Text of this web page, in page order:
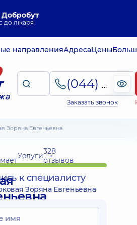
Добробут
до лікаря
направленияАдресаЦены
(044) 495-2-888
Заказать звонок
Зоряна Евгеньевна
Услуги328
отзывов
к специалисту
Зоряна Евгеньевна